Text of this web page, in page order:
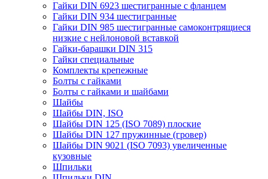
Гайки DIN 6923 шестигранные с фланцем
Гайки DIN 934 шестигранные
Гайки DIN 985 шестигранные самоконтрящиеся
низкие с нейлоновой вставкой
Гайки-барашки DIN 315
Гайки специальные
Комплекты крепежные
Болты с гайками
Болты с гайками и шайбами
Шайбы
Шайбы DIN, ISO
Шайбы DIN 125 (ISO 7089) плоские
Шайбы DIN 127 пружинные (гровер)
Шайбы DIN 9021 (ISO 7093) увеличенные
кузовные
Шпильки